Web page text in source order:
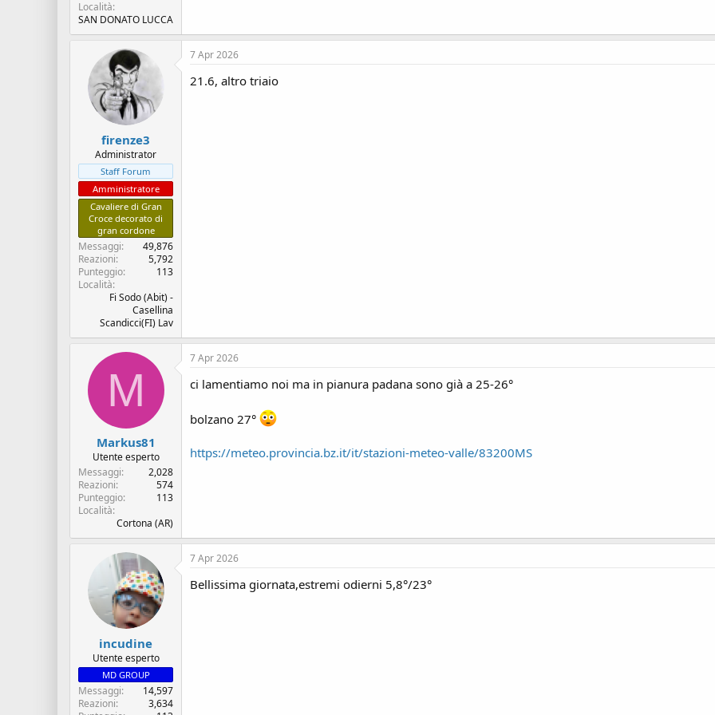
Località
SAN DONATO LUCCA
firenze3
Administrator
Staff Forum
Amministratore
Cavaliere di Gran
Croce decorato di
gran cordone
Messaggi
49,876
Reazioni
5,792
Punteggio
113
Località
Fi Sodo (Abit) -
Casellina
Scandicci(FI) Lav
7 Apr 2026
21.6, altro triaio
M
Markus81
Utente esperto
Messaggi
2,028
Reazioni
574
Punteggio
113
Località
Cortona (AR)
7 Apr 2026
ci lamentiamo noi ma in pianura padana sono già a 25-26°
bolzano 27°
https://meteo.provincia.bz.it/it/stazioni-meteo-valle/83200MS
incudine
Utente esperto
MD GROUP
Messaggi
14,597
Reazioni
3,634
7 Apr 2026
Bellissima giornata,estremi odierni 5,8°/23°